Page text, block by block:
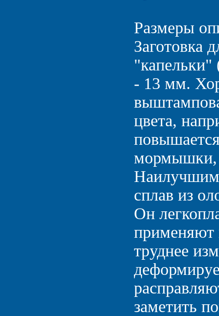
Размеры
Заготовка
- 13 мм.
цвета,
мормышки,
Наилучшим
сплав из
Он
применяют
труднее
заметить